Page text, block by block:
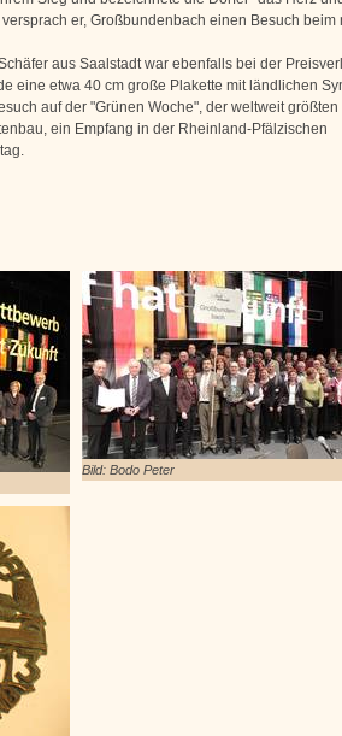
er, Großbundenbach einen Besuch beim
aus Saalstadt war ebenfalls bei der
eine etwa 40 cm große Plakette mit ländlichen
auf der "Grünen Woche", der weltweit größten
ein Empfang in der Rheinland-Pfälzischen
Bild: Bodo Peter